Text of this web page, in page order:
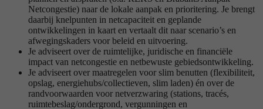
Netcongestie) naar de lokale aanpak en prioritering. Je brengt
daarbij knelpunten in netcapaciteit en geplande
ontwikkelingen in kaart en vertaalt dit naar scenario’s en
afwegingskaders voor beleid en uitvoering.
Je adviseert over de ruimtelijke, juridische en financiële
impact van netcongestie en netbewuste gebiedsontwikkeling.
Je adviseert over maatregelen voor slim benutten (flexibiliteit,
opslag, energiehubs/collectieven, slim laden) én over de
randvoorwaarden voor netverzwaring (stations, tracés,
ruimtebeslag/ondergrond, vergunningen en